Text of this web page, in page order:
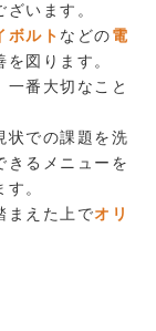
います。
ボルト などの 電
図ります。
番大切なこと
状での課題を洗
きるメニューを
。
まえた上でオリ